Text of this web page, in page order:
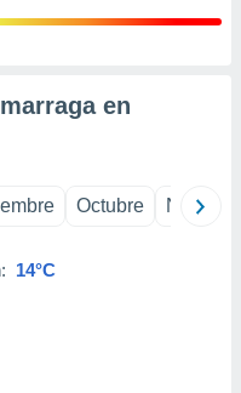
en
Octubre
14°C